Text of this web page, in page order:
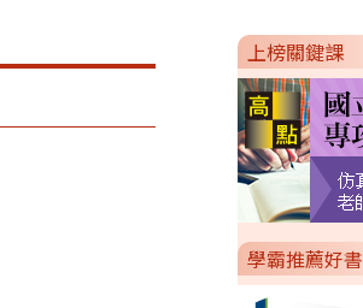
上榜關鍵課
學霸推薦好書